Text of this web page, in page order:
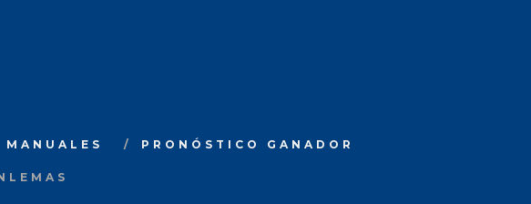
MANUALES PRONÓSTICO GANADOR